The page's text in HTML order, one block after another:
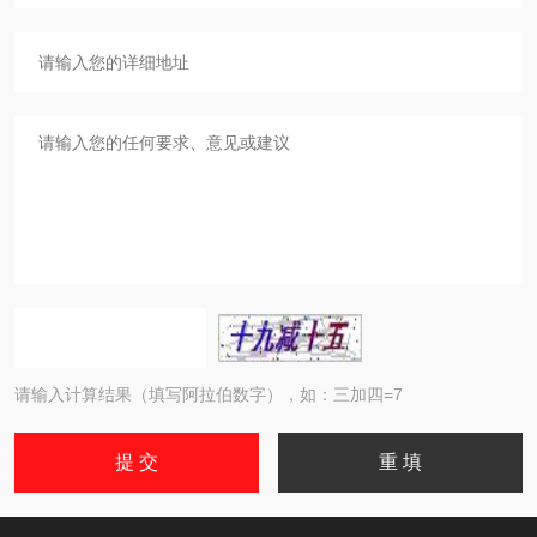
请输入计算结果（填写阿拉伯数字），如：三加四=7